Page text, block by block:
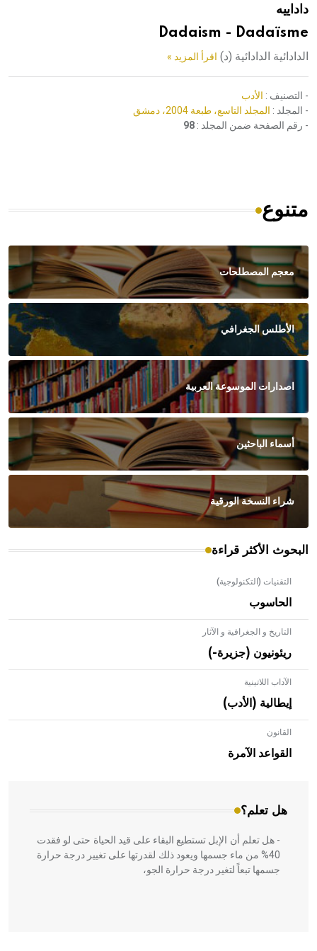
داداييه
Dadaism - Dadaïsme
الدادائية الدادائية (د) اقرأ المزيد »
- التصنيف : الأدب
- المجلد : المجلد التاسع، طبعة 2004، دمشق
- رقم الصفحة ضمن المجلد : 98
متنوع
معجم المصطلحات
الأطلس الجغرافي
اصدارات الموسوعة العربية
أسماء الباحثين
شراء النسخة الورقية
البحوث الأكثر قراءة
التقنيات (التكنولوجية)
الحاسوب
التاريخ و الجغرافية و الآثار
ريئونيون (جزيرة-)
الآداب اللاتينية
إيطالية (الأدب)
القانون
القواعد الآمرة
هل تعلم؟
- هل تعلم أن الأبلق نوع من الفنون الهندسية التي ارتبطت
بالعمارة الإسلامية في بلاد الشام ومصر خاصة، حيث يحرص
المعمار على بناء مداميكه وخاصة في الواجهات
- هل تعلم أن الإبل تستطيع البقاء على قيد الحياة حتى لو فقدت
40% من ماء جسمها ويعود ذلك لقدرتها على تغيير درجة حرارة
جسمها تبعاً لتغير درجة حرارة الجو،